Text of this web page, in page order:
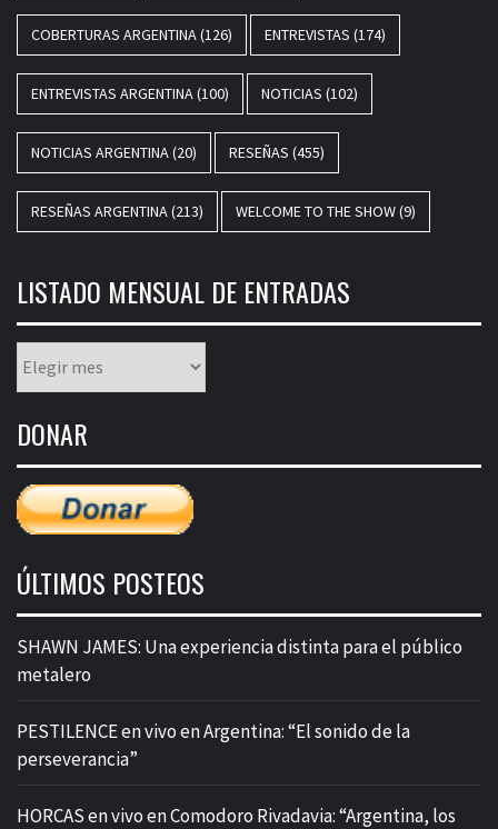
COBERTURAS ARGENTINA(126) ENTREVISTAS (174)
ENTREVISTAS ARGENTINA(100) NOTICIAS (102)
NOTICIAS ARGENTINA(20) RESEÑAS (455)
RESEÑAS ARGENTINA(213) WELCOME TO THE SHOW(9)
LISTADO MENSUAL DE ENTRADAS
mensual
entradas
DONAR
ÚLTIMOS POSTEOS
SHAWN JAMES: Una experiencia distinta para el público
metalero
PESTILENCE en vivo en Argentina: “El sonido de la
perseverancia”
HORCAS en vivo en Comodoro Rivadavia: “Argentina, los